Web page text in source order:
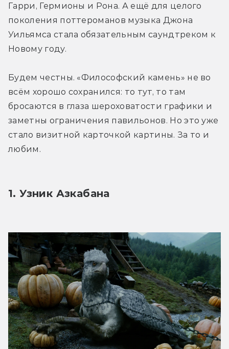
Гарри, Гермионы и Рона. А ещё для целого
поколения поттероманов музыка Джона
Уильямса стала обязательным саундтреком к
Новому году.
Будем честны. «Философский камень» не во
всём хорошо сохранился: то тут, то там
бросаются в глаза шероховатости графики и
заметны ограничения павильонов. Но это уже
стало визитной карточкой картины. За то и
любим.
1. Узник Азкабана